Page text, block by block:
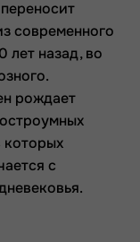
современного
лет назад, во
рождает
которых
с